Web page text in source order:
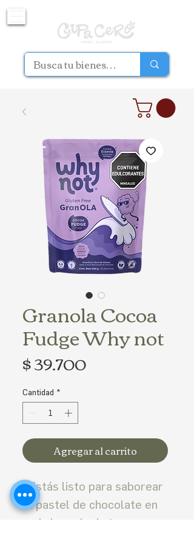
Granola Cocoa
Fudge Why not
$ 39.700Precio
Cantidad *
Agregar al carrito
¿Estás listo para saborear
el pastel de chocolate en
cada bocado de tu